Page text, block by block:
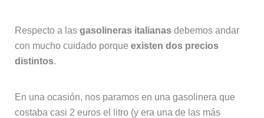
Respecto a las gasolineras italianasdebemos andar
con mucho cuidado porque existen dos precios
distintos.
En una ocasión, nos paramos en una gasolinera que
costaba casi 2 euros el litro (y era una de las más